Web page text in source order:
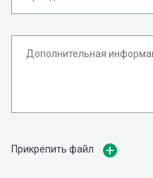
Прикрепить файл